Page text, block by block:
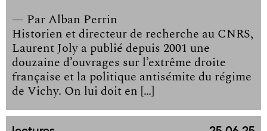
— Par Alban Perrin
Historien et directeur de recherche au CNRS,
Laurent Joly a publié depuis 2001 une
douzaine d’ouvrages sur l’extrême droite
française et la politique antisémite du régime
de Vichy. On lui doit en […]